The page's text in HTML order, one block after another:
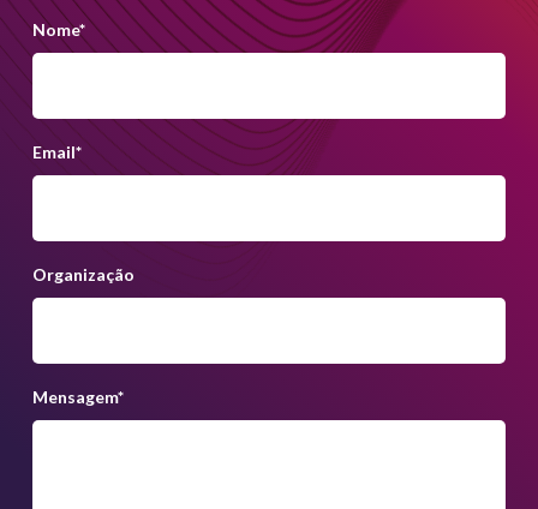
Nome*
Email*
Organização
Mensagem*